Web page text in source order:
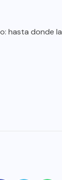
hasta donde la